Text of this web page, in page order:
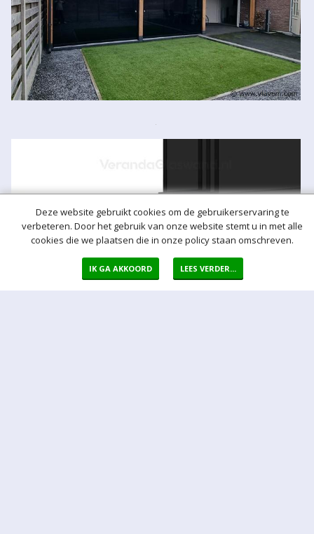
Deze website gebruikt cookies om de gebruikerservaring te
verbeteren. Door het gebruik van onze website stemt u in met alle
cookies die we plaatsen die in onze policy staan omschreven.
IK GA AKKOORD LEES VERDER...